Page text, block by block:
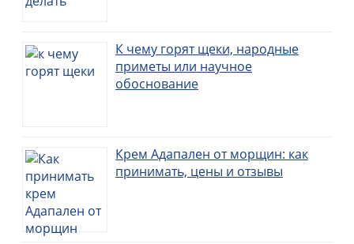
К чему горят щеки, народные
приметы или научное
обоснование
Крем Адапален от морщин: как
принимать, цены и отзывы